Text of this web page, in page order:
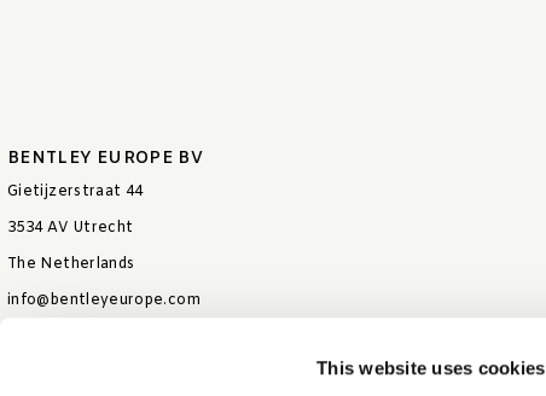
This website uses cookies
BENTLEY EUROPE BV
Gietijzerstraat 44
3534 AV Utrecht
The Netherlands
info@bentleyeurope.com